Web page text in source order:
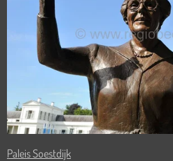
Paleis Soestdijk